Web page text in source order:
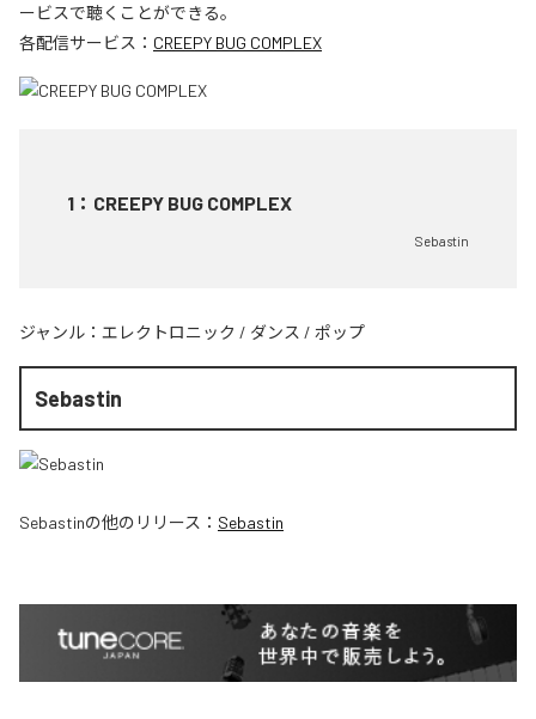
ービスで聴くことができる。
各配信サービス： CREEPY BUG COMPLEX
1 ： CREEPY BUG COMPLEX
Sebastin
ジャンル： エレクトロニック / ダンス / ポップ
Sebastin
Sebastinの他のリリース： Sebastin